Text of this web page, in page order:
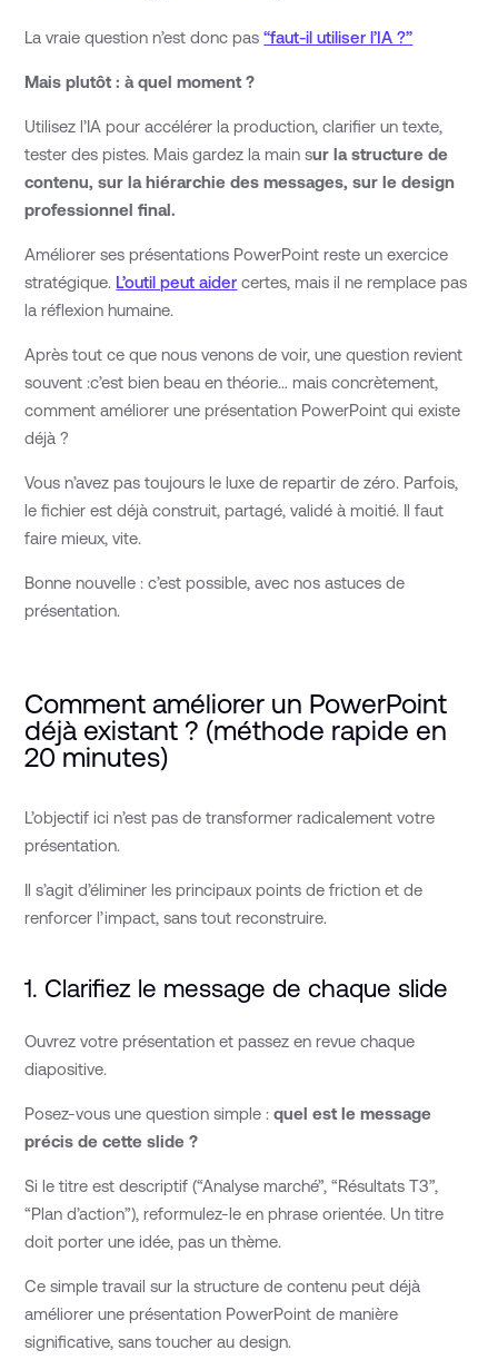
La vraie question n’est donc pas“faut-il utiliser l’IA ?”
Mais plutôt : à quel moment ?
Utilisez l’IA pour accélérer la production, clarifier un texte,
tester des pistes. Mais gardez la main sur la structure de
contenu, sur la hiérarchie des messages, sur le design
professionnel final.
Améliorer ses présentations PowerPoint reste un exercice
stratégique. L’outil peut aider certes, mais il ne remplace pas
la réflexion humaine.
Après tout ce que nous venons de voir, une question revient
souvent :c’est bien beau en théorie… mais concrètement,
comment améliorer une présentation PowerPoint qui existe
déjà ?
Vous n’avez pas toujours le luxe de repartir de zéro. Parfois,
le fichier est déjà construit, partagé, validé à moitié. Il faut
faire mieux, vite.
Bonne nouvelle : c’est possible, avec nos astuces de
présentation.
Comment améliorer un PowerPoint
déjà existant ? (méthode rapide en
20 minutes)
L’objectif ici n’est pas de transformer radicalement votre
présentation.
Il s’agit d’éliminer les principaux points de friction et de
renforcer l’impact, sans tout reconstruire.
1. Clarifiez le message de chaque slide
Ouvrez votre présentation et passez en revue chaque
diapositive.
Posez-vous une question simple :quel est le message
précis de cette slide ?
Si le titre est descriptif (“Analyse marché”, “Résultats T3”,
“Plan d’action”), reformulez-le en phrase orientée. Un titre
doit porter une idée, pas un thème.
Ce simple travail sur la structure de contenu peut déjà
améliorer une présentation PowerPoint de manière
significative, sans toucher au design.